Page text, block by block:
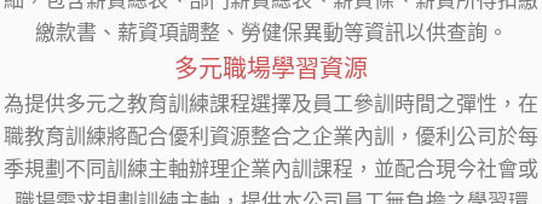
繳款書、薪資項調整、勞健保異動等資訊以供查詢。
多元職場學習資源
為提供多元之教育訓練課程選擇及員工參訓時間之彈性，在
職教育訓練將配合優利資源整合之企業內訓，優利公司於每
季規劃不同訓練主軸辦理企業內訓課程，並配合現今社會或